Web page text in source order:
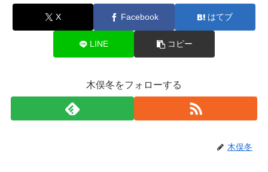
X Facebook はてブ
LINE コピー
木俣冬をフォローする
木俣冬